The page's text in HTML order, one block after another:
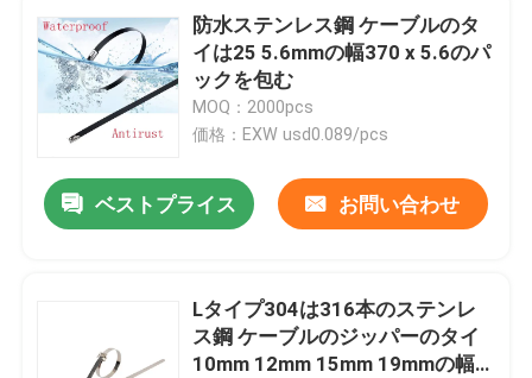
防水ステンレス鋼 ケーブルのタ
イは25 5.6mmの幅370 x 5.6のパ
ックを包む
MOQ：2000pcs
価格：EXW usd0.089/pcs
ベストプライス お問い合わせ
Lタイプ304は316本のステンレ
ス鋼 ケーブルのジッパーのタイ
10mm 12mm 15mm 19mmの幅